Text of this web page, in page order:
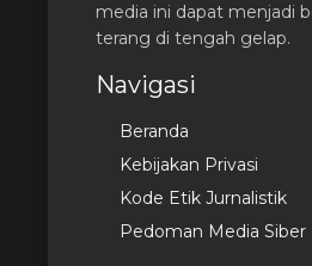
media ini dapat menjadi
terang di tengah gelap.
Navigasi
Beranda
Kebijakan Privasi
Kode Etik Jurnalistik
Pedoman Media Siber